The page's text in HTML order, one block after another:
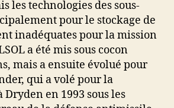
les technologies des sous-
pour le stockage de
inadéquates pour la mission
a été mis sous cocon
mais a ensuite évolué pour
qui a volé pour la
en 1993 sous les